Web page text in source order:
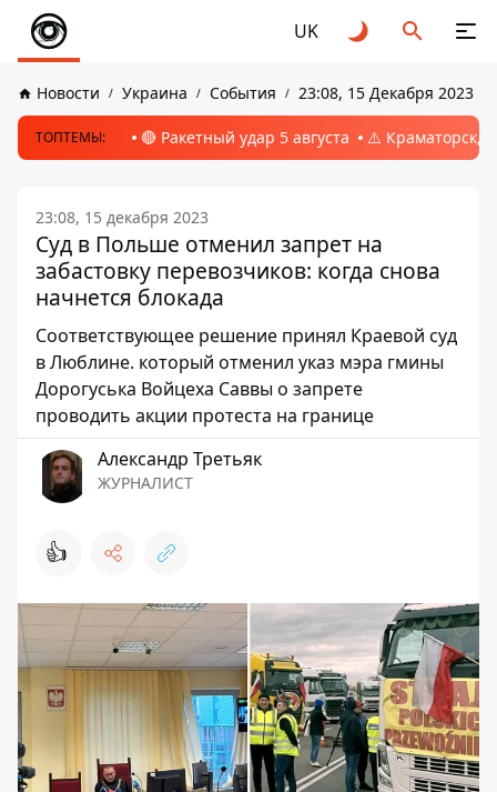
UK
Новости Украина События 23:08, 15 Декабря 2023
ТОПТЕМЫ: 🔴 Ракетный удар 5 августа ⚠️ Краматорск,
23:08, 15 декабря 2023
Суд в Польше отменил запрет на
забастовку перевозчиков: когда снова
начнется блокада
Соответствующее решение принял Краевой суд
в Люблине. который отменил указ мэра гмины
Дорогуська Войцеха Саввы о запрете
проводить акции протеста на границе
Александр Третьяк
ЖУРНАЛИСТ
👍